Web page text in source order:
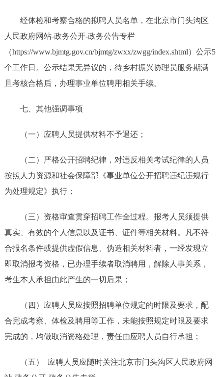
经体检和考察合格的拟聘人员名单，在北京市门头沟区
人民政府网站-政务公开-政务公告专栏
（https://www.bjmtg.gov.cn/bjmtg/zwxx/zwgg/index.shtml）公示5
个工作日。公示结果无异议的，待乡村振兴协理员服务期满
且考核合格后，办理事业单位聘用相关手续。
七、其他强调事项
（一）应聘人员提供材料不予退还；
（二）严格公开招聘纪律，对违反相关考试纪律的人员
按照人力资源和社会保障部《事业单位公开招聘违纪违规行
为处理规定》执行；
（三）资格审查贯穿招聘工作全过程。报考人员须提供
真实、有效的个人信息以及证书、证件等相关材料。凡不符
合报名条件或提供虚假信息、伪造相关材料者，一经发现立
即取消报考资格，已办理手续者取消聘用，解除人事关系，
考生本人承担由此产生的一切后果；
（四）应聘人员应按照招聘单位规定的时限及要求，配
合完成考察、体检及聘用等工作，未能按照规定时限及要求
完成的，均做取消资格处理，责任由应聘人员自行承担；
（五） 应聘人员应随时关注北京市门头沟区人民政府网